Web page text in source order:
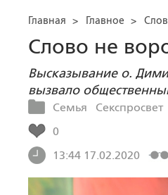
Главная > Главное >
Слово не
Высказывание о.
вызвало
Семья
Секспросвет
0
13:44 17.02.2020